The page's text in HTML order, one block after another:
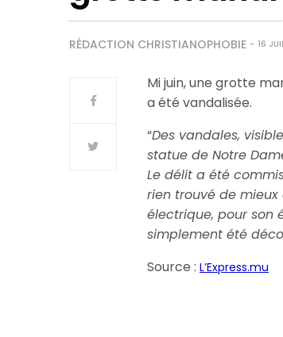
RÉDACTION CHRISTIANOPHOBIE 16
Mi juin, une grotte
a été vandalisée.
“Des vandales,
statue de Notre
Le délit a été
rien trouvé de
électrique, pour son
simplement été
Source :L’Express.mu